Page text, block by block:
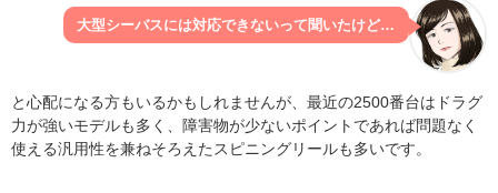
大型シーバスには対応できないって聞いたけど…
と心配になる方もいるかもしれませんが、最近の2500番台はドラグ
力が強いモデルも多く、障害物が少ないポイントであれば問題なく
使える汎用性を兼ねそろえたスピニングリールも多いです。